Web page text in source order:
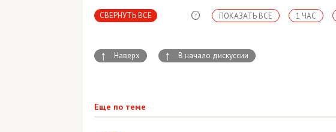
СВЕРНУТЬ ВСЕ 1 ЧАС
ПОКАЗАТЬ ВСЕ
↑ Наверх ↑ В начало дискуссии
Еще по теме